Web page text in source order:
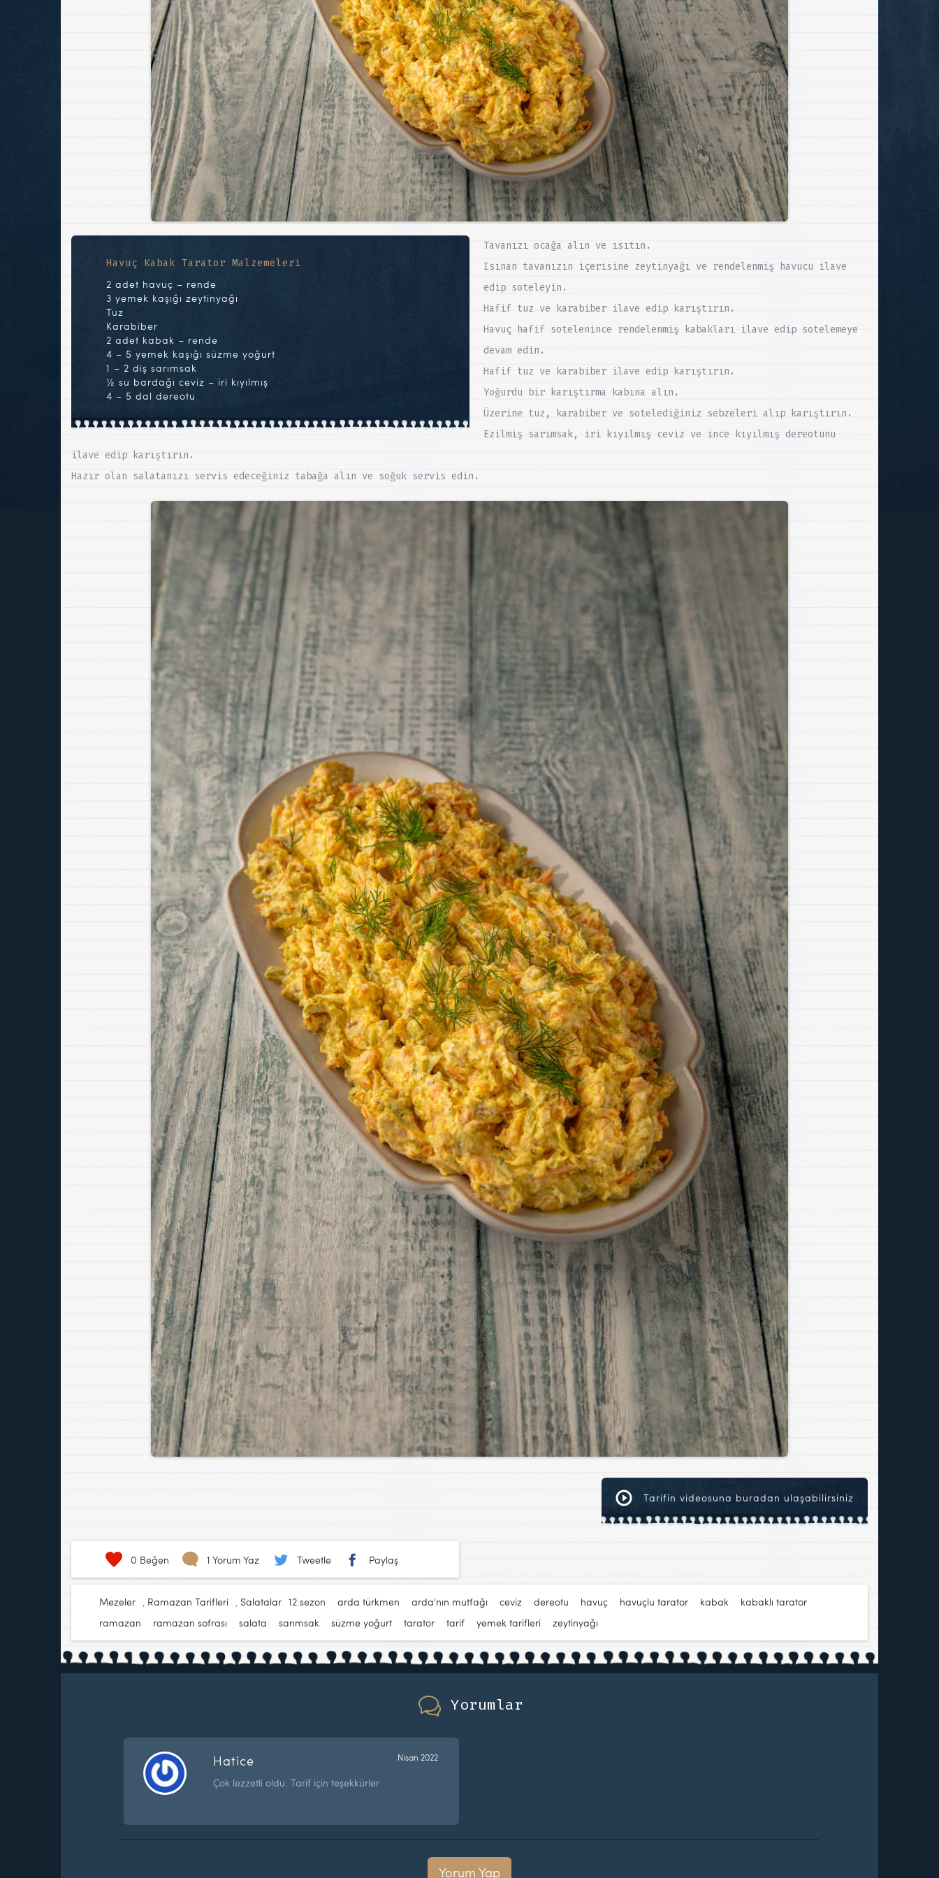
Havuç Kabak Tarator Malzemeleri
2 adet havuç – rende
3 yemek kaşığı zeytinyağı
Tuz
Karabiber
2 adet kabak – rende
4 – 5 yemek kaşığı süzme yoğurt
1 – 2 diş sarımsak
½ su bardağı ceviz – iri kıyılmış
4 – 5 dal dereotu
Tavanızı ocağa alın ve ısıtın.
Isınan tavanızın içerisine zeytinyağı ve rendelenmiş havucu ilave
edip soteleyin.
Hafif tuz ve karabiber ilave edip karıştırın.
Havuç hafif sotelenince rendelenmiş kabakları ilave edip sotelemeye
devam edin.
Hafif tuz ve karabiber ilave edip karıştırın.
Yoğurdu bir karıştırma kabına alın.
Üzerine tuz, karabiber ve sotelediğiniz sebzeleri alıp karıştırın.
Ezilmiş sarımsak, iri kıyılmış ceviz ve ince kıyılmış dereotunu
ilave edip karıştırın.
Hazır olan salatanızı servis edeceğiniz tabağa alın ve soğuk servis edin.
Tarifin videosuna buradan ulaşabilirsiniz
0 Beğen 1 Yorum Yaz Tweetle Paylaş
Mezeler , Ramazan Tarifleri , Salatalar 12.sezon arda türkmen arda'nın mutfağı ceviz dereotu havuç havuçlu tarator kabak kabaklı tarator
ramazan
ramazan sofrası salata sarımsak süzme yoğurt tarator tarif yemek tarifleri zeytinyağı
Yorumlar
Hatice Nisan 2022
Çok lezzetli oldu. Tarif için teşekkürler
Yorum Yap